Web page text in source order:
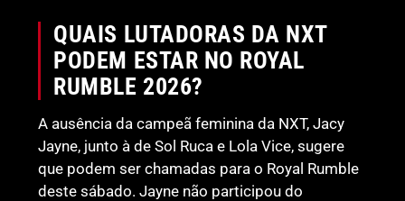
QUAIS LUTADORAS DA NXT
PODEM ESTAR NO ROYAL
RUMBLE 2026?
A ausência da campeã feminina da NXT, Jacy
Jayne, junto à de Sol Ruca e Lola Vice, sugere
que podem ser chamadas para o Royal Rumble
deste sábado. Jayne não participou do